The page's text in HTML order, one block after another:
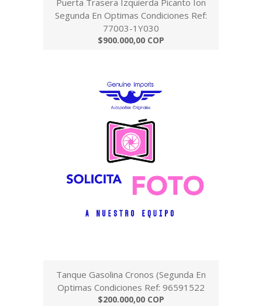
Segunda En Optimas Condiciones Ref:
77003-1Y030
$900.000,00 COP
Tanque Gasolina Cronos (Segunda En
Optimas Condiciones Ref: 96591522
$200.000,00 COP